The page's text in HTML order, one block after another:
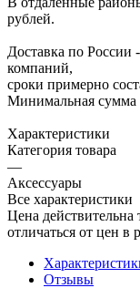
рублей.
Доставка по России
компаний,
сроки примерно
Минимальная сумма
Характеристики
Категория товара
—
Аксессуары
Все характеристики
Цена действительна
отличаться от цен в
Отзывы